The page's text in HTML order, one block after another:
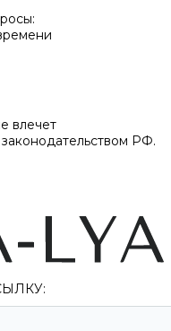
влечет
законодательством РФ.